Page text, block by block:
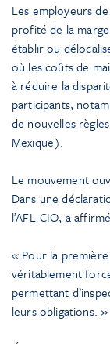
Les employeurs
profité de la
établir ou
où les coûts de
à réduire la
participants,
de nouvelles
Mexique).
Le mouvement
Dans une
l’AFL-CIO, a
« Pour la
véritablement
permettant
leurs obligations. »